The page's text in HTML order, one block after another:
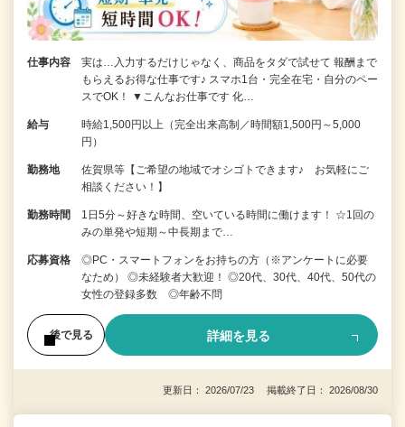
仕事内容
実は…入力するだけじゃなく、商品をタダで試せて 報酬まで
もらえるお得な仕事です♪ スマホ1台・完全在宅・自分のペー
スでOK！ ▼こんなお仕事です 化…
給与
時給1,500円以上（完全出来高制／時間額1,500円～5,000
円）
勤務地
佐賀県等【ご希望の地域でオシゴトできます♪ お気軽にご
相談ください！】
勤務時間
1日5分～好きな時間、空いている時間に働けます！ ☆1回の
みの単発や短期～中長期まで…
応募資格
◎PC・スマートフォンをお持ちの方（※アンケートに必要
なため） ◎未経験者大歓迎！ ◎20代、30代、40代、50代の
女性の登録多数 ◎年齢不問
後で見る 詳細を見る
更新日： 2026/07/23 掲載終了日： 2026/08/30